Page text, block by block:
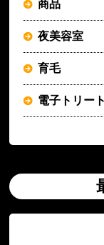
商品
夜美容室
育毛
電子トリー